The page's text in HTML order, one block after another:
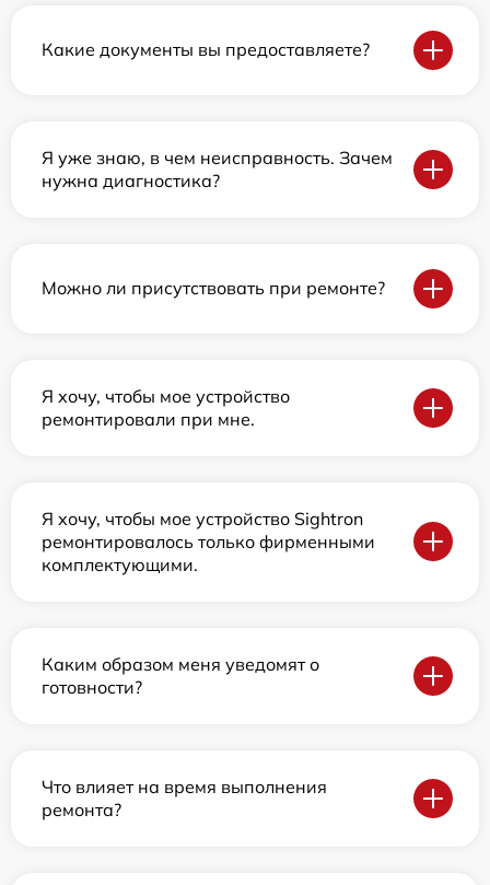
Какие документы вы предоставляете?
Я уже знаю, в чем неисправность. Зачем
нужна диагностика?
Можно ли присутствовать при ремонте?
Я хочу, чтобы мое устройство
ремонтировали при мне.
Я хочу, чтобы мое устройство Sightron
ремонтировалось только фирменными
комплектующими.
Каким образом меня уведомят о
готовности?
Что влияет на время выполнения
ремонта?